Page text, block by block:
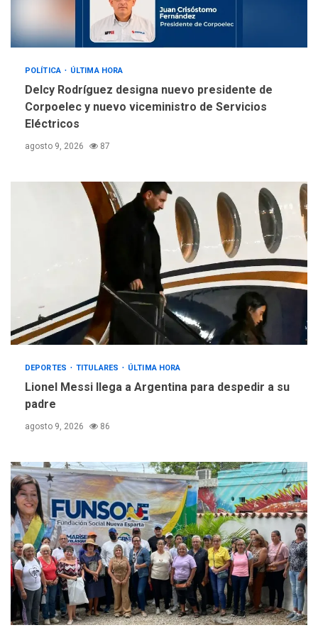
Orquestas Porlamar
POLÍTICA ÚLTIMA HORA
Delcy Rodríguez designa nuevo presidente de
Corpoelec y nuevo viceministro de Servicios
Eléctricos
agosto 9, 2026 87
DEPORTES TITULARES ÚLTIMA HORA
Lionel Messi llega a Argentina para despedir a su
padre
agosto 9, 2026 86